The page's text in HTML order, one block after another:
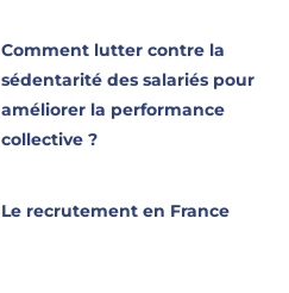
Comment lutter contre la
sédentarité des salariés pour
améliorer la performance
collective ?
Le recrutement en France